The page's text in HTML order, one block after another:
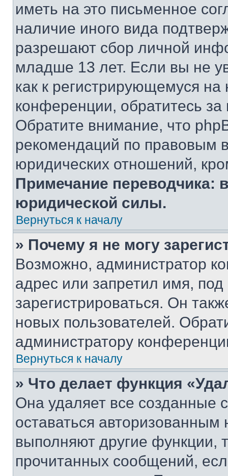
иметь на это письменное
наличие иного вида
разрешают сбор личной
младше 13 лет. Если вы не
как к регистрирующемуся
конференции, обратитесь
Обратите внимание, что
рекомендаций по правовым
юридических отношений,
Примечание переводчика:
юридической силы.
Вернуться к началу
» Почему я не могу
Возможно, администратор
адрес или запретил имя,
зарегистрироваться. Он
новых пользователей.
администратору
Вернуться к началу
» Что делает функция
Она удаляет все созданные
оставаться
выполняют другие функции,
прочитанных сообщений,